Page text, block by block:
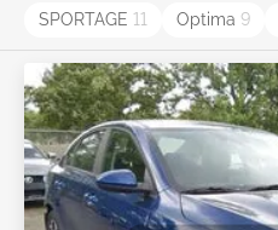
SPORTAGE 11 Optima 9